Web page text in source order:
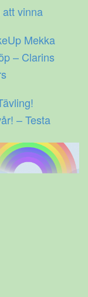
vinna
Mekka
– Clarins
– Testa